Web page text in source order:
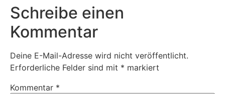
Schreibe einen
Kommentar
Deine E-Mail-Adresse wird nicht veröffentlicht.
Erforderliche Felder sind mit * markiert
Kommentar *